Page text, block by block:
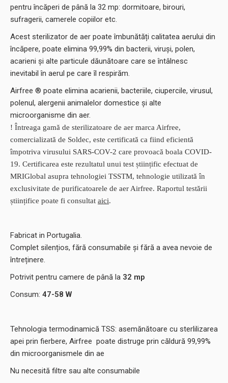
pentru încăperi de până la 32 mp: dormitoare, birouri,
sufragerii, camerele copiilor etc.
Acest sterilizator de aer poate îmbunătăți calitatea aerului din
încăpere, poate elimina 99,99% din bacterii, viruși, polen,
acarieni și alte particule dăunătoare care se întâlnesc
inevitabil în aerul pe care îl respirăm.
Airfree ® poate elimina acarienii, bacteriile, ciupercile, virusul,
polenul, alergenii animalelor domestice și alte
microorganisme din aer.
! Întreaga gamă de sterilizatoare de aer marca Airfree,
comercializată de Soldec, este certificată ca fiind eficientă
împotriva virusului SARS-COV-2 care provoacă boala COVID-
19. Certificarea este rezultatul unui test științific efectuat de
MRIGlobal asupra tehnologiei TSSTM, tehnologie utilizată în
exclusivitate de purificatoarele de aer Airfree. Raportul testării
științifice poate fi consultat aici.
Fabricat in Portugalia.
Complet silențios, fără consumabile și fără a avea nevoie de
întreținere.
Potrivit pentru camere de până la 32 mp
Consum: 47-58 W
Tehnologia termodinamică TSS: asemănătoare cu sterlilizarea
apei prin fierbere, Airfree poate distruge prin căldură 99,99%
din microorganismele din ae
Nu necesită filtre sau alte consumabile